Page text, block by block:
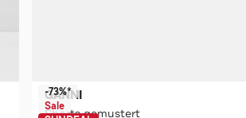
GANNI
Shorts gemustert
-73%*
Sale